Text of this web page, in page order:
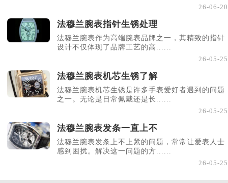
26-06-20
法穆兰腕表指针生锈处理
法穆兰腕表作为高端腕表品牌之一，其精致的指针
设计不仅体现了品牌工艺的高......
26-05-25
法穆兰腕表机芯生锈了解
法穆兰腕表机芯生锈是许多手表爱好者遇到的问题
之一。无论是日常佩戴还是长......
26-05-25
法穆兰腕表发条一直上不
法穆兰腕表发条上不上紧的问题，常常让爱表人士
感到困扰。解决这一问题的方......
26-05-25